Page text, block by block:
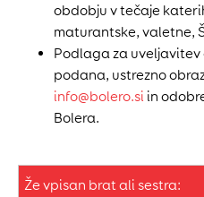
obdobju v tečaje
maturantske, valetne,
Podlaga za
podana, ustrezno
info@bolero.si in
Bolera.
Že vpisan brat ali sestra: